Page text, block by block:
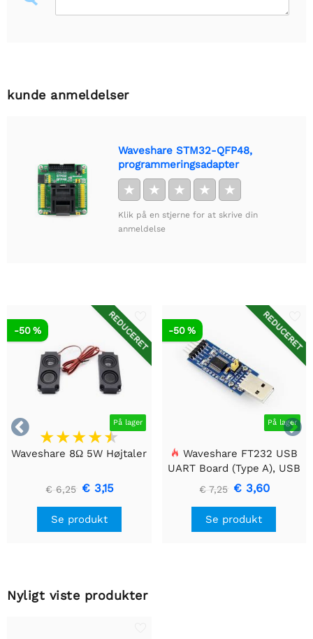
kunde anmeldelser
Waveshare STM32-QFP48,
programmeringsadapter
★ ★ ★ ★ ★
Klik på en stjerne for at skrive din
anmeldelse


REDUCERET
På lager
-50 %
Waveshare 8Ω 5W Højtaler
€ 6,25 € 3,15
Se produkt
REDUCERET
På lager
-50 %
Waveshare FT232 USB
UART Board (Type A), USB
til TTL (UART)
kommunikationsmodul
€ 7,25 € 3,60
Se produkt
Nyligt viste produkter